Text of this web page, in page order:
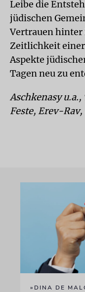
Leibe die
jüdischen
Vertrauen
Zeitlichkeit
Aspekte
Tagen neu zu
Aschkenasy
Feste, Erev-Rav,
»DINA DE